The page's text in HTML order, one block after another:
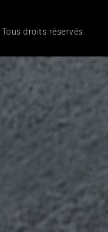
droits réservés.